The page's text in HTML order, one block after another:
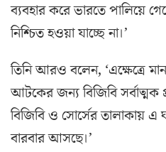
ব্যবহার করে ভারতে পালিয়ে
নিশ্চিত হওয়া যাচ্ছে না।’
তিনি আরও বলেন, ‘এক্ষেত্রে
আটকের জন্য বিজিবি সর্বাত্মক
বিজিবি ও সোর্সের তালাকায় এ
বারবার আসছে।’